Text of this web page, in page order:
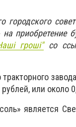
городского
приобретение
гроші"со
или около
является